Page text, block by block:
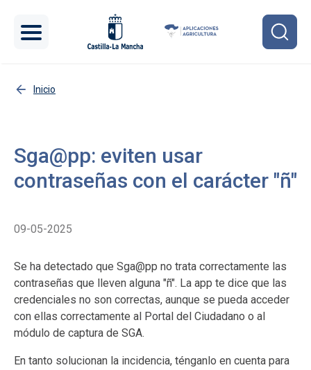
Inicio
Sga@pp: eviten usar
contraseñas con el carácter "ñ"
09-05-2025
Se ha detectado que Sga@pp no trata correctamente las
contraseñas que lleven alguna "ñ". La app te dice que las
credenciales no son correctas, aunque se pueda acceder
con ellas correctamente al Portal del Ciudadano o al
módulo de captura de SGA.
En tanto solucionan la incidencia, ténganlo en cuenta para